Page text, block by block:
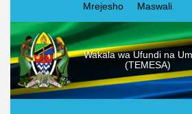
Maswali
Mrejesho
Wakala wa Ufundi na
(TEMESA)